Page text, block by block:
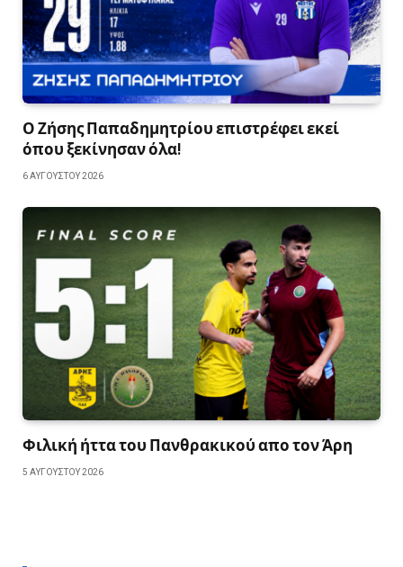
Ο Ζήσης Παπαδημητρίου επιστρέφει εκεί
όπου ξεκίνησαν όλα!
6 ΑΥΓΟΎΣΤΟΥ 2026
Φιλική ήττα του Πανθρακικού απο τον Άρη
5 ΑΥΓΟΎΣΤΟΥ 2026